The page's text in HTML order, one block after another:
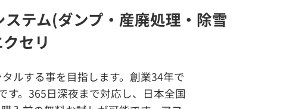
テム(ダンプ・産廃処理・除雪
セリ
ルする事を目指します。創業34年で
す。365日深夜まで対応し、日本全国